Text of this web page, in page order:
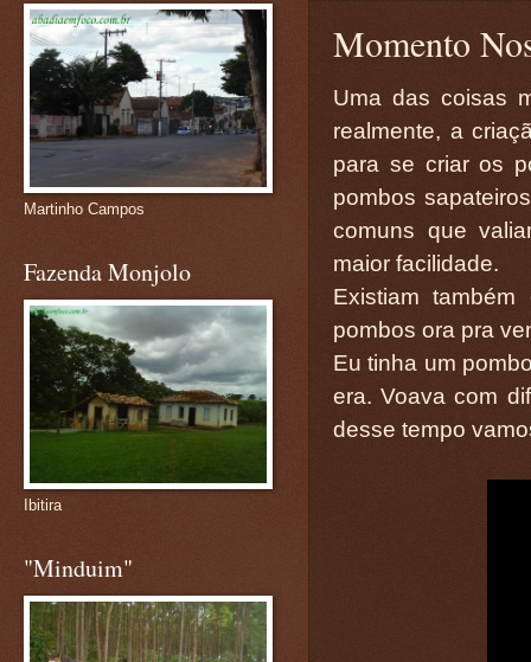
Momento
Uma das coisas
realmente, a
para se criar os
pombos
comuns que
maior facilidade.
Existiam
pombos ora pra
Eu tinha um
era. Voava com
desse tempo
Martinho Campos
Fazenda Monjolo
Ibitira
"Minduim"